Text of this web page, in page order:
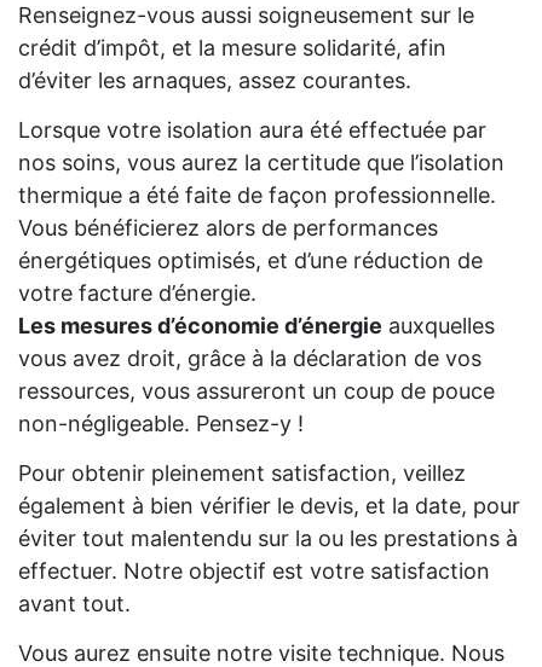
Renseignez-vous aussi soigneusement sur le
crédit d’impôt, et la mesure solidarité, afin
d’éviter les arnaques, assez courantes.
Lorsque votre isolation aura été effectuée par
nos soins, vous aurez la certitude que l’isolation
thermique a été faite de façon professionnelle.
Vous bénéficierez alors de performances
énergétiques optimisés, et d’une réduction de
votre facture d’énergie.
Les mesures d’économie d’énergie auxquelles
vous avez droit, grâce à la déclaration de vos
ressources, vous assureront un coup de pouce
non-négligeable. Pensez-y !
Pour obtenir pleinement satisfaction, veillez
également à bien vérifier le devis, et la date, pour
éviter tout malentendu sur la ou les prestations à
effectuer. Notre objectif est votre satisfaction
avant tout.
Vous aurez ensuite notre visite technique. Nous